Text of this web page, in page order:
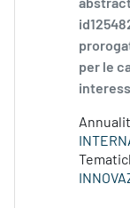
per le